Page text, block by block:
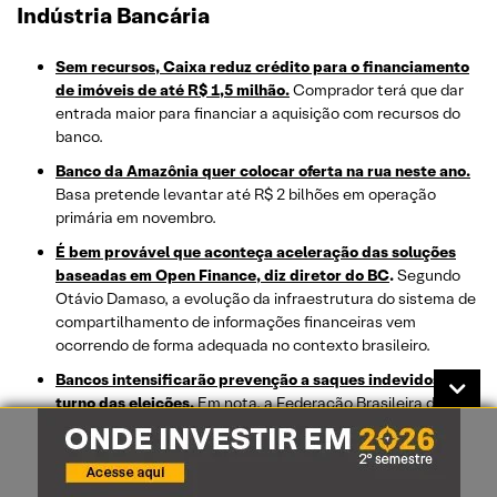
Indústria Bancária
Sem recursos, Caixa reduz crédito para o financiamento
de imóveis de até R$ 1,5 milhão.Comprador terá que dar
entrada maior para financiar a aquisição com recursos do
banco.
Banco da Amazônia quer colocar oferta na rua neste ano.
Basa pretende levantar até R$ 2 bilhões em operação
primária em novembro.
É bem provável que aconteça aceleração das soluções
baseadas em Open Finance, diz diretor do BC.Segundo
Otávio Damaso, a evolução da infraestrutura do sistema de
compartilhamento de informações financeiras vem
ocorrendo de forma adequada no contexto brasileiro.
Bancos intensificarão prevenção a saques indevidos no 2º
turno das eleições.Em nota, a Federação Brasileira de
Bancos (Febraban) afirmou que, em conjunto com a Polícia
Federal (PF) e o Banco Central, continuará adotando os
procedimentos de segurança.